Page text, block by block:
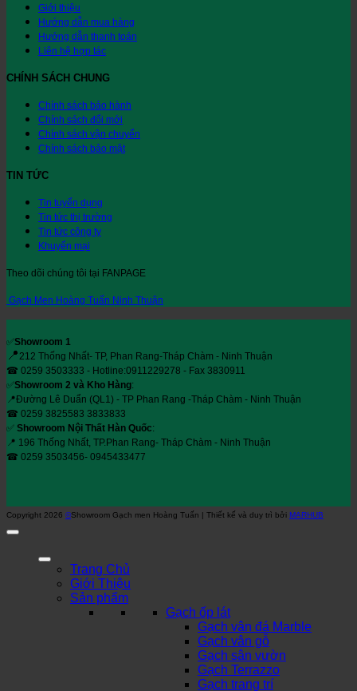
Giới thiệu
Hướng dẫn mua hàng
Hướng dẫn thanh toán
Liên hệ hợp tác
CHÍNH SÁCH CHUNG
Chính sách bảo hành
Chính sách đổi mới
Chính sách vận chuyển
Chính sách bảo mật
TIN TỨC
Tin tuyển dụng
Tin tức thị trường
Tin tức công ty
Khuyến mại
Theo dõi chúng tôi tại FANPAGE
Gạch Men Hoàng Tuấn Ninh Thuận
✅Showroom 1
📍212 Thống Nhất- TP, Phan Rang-Tháp Chàm - Ninh Thuận
☎ 0259 3503333 - Hotline:0911229278 - Fax 3830911
✅Showroom 2 và Kho Hàng:
📍Đường Lê Duẩn (QL1) - TP Phan Rang -Tháp Chàm - Ninh Thuận
☎ 0259 3825583 3833833
✅ Showroom Nội Thất Hàn Quốc:
📍 196 Thống Nhất, TP.Phan Rang- Tháp Chàm - Ninh Thuận
☎ 0259 3503456- 0945433477
Copyright 2026 ©Showroom Gạch men Hoàng Tuấn | Thiết kế và duy trì bởi MARHUB
Trang Chủ
Giới Thiệu
Sản phẩm
Gạch ốp lát
Gạch vân đá Marble
Gạch vân gỗ
Gạch sân vườn
Gạch Terrazzo
Gạch trang trí